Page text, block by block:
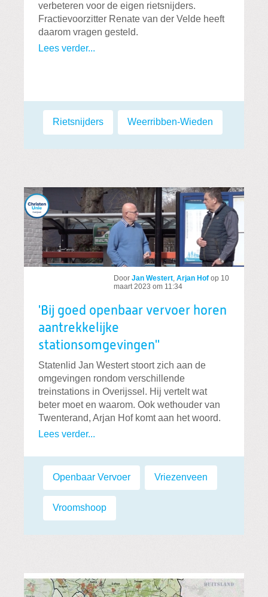
verbeteren voor de eigen rietsnijders.
Fractievoorzitter Renate van der Velde heeft
daarom vragen gesteld.
Lees verder...
Labels:
Rietsnijders Weerribben-Wieden
Door Jan Westert, Arjan Hof op 10
maart 2023 om 11:34
'Bij goed openbaar vervoer horen
aantrekkelijke
stationsomgevingen''
Statenlid Jan Westert stoort zich aan de
omgevingen rondom verschillende
treinstations in Overijssel. Hij vertelt wat
beter moet en waarom. Ook wethouder van
Twenterand, Arjan Hof komt aan het woord.
Lees verder...
Labels:
Openbaar Vervoer Vriezenveen
Vroomshoop